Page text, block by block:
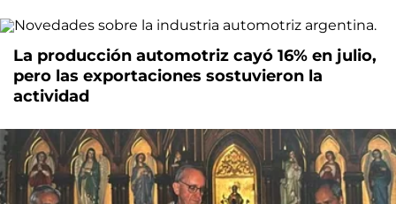
La producción automotriz cayó 16% en julio,
pero las exportaciones sostuvieron la
actividad